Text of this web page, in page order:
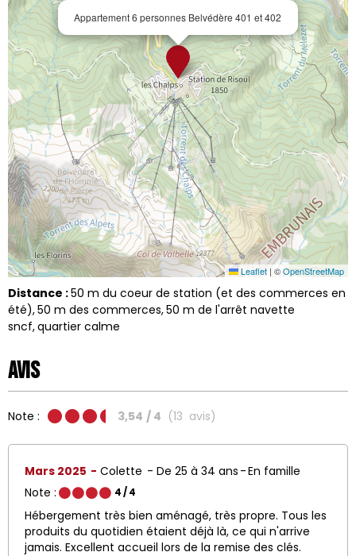
Appartement 6 personnes Belvédère 401 et 402
Leaflet | ©OpenStreetMap
Distance :50 m du coeur de station (et des commerces en
été) 50 m des commerces 50 m de l'arrêt navette
sncf quartier calme
Avis
Note : 3,54 / 4 (13 avis)
Mars 2025 Colette De 25 à 34 ans
En famille
Note :
4/ 4
Hébergement très bien aménagé, très propre. Tous les
produits du quotidien étaient déjà là, ce qui n'arrive
jamais. Excellent accueil lors de la remise des clés.